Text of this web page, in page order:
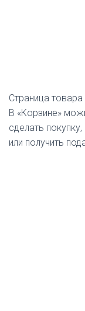
Страница товара
В «Корзине»
сделать
или получить